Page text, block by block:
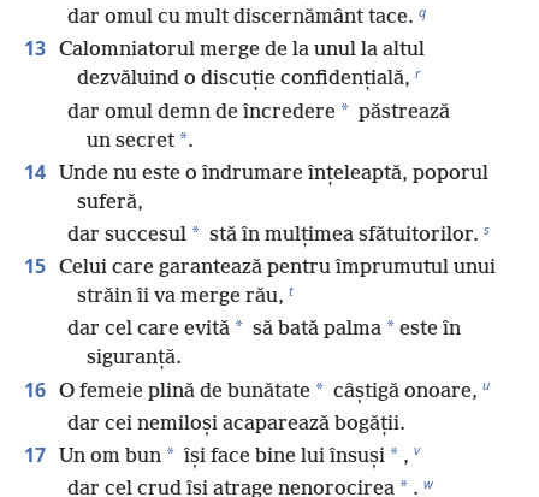
dar omul cu mult discernământ tace. q
13 Calomniatorul merge de la unul la altul
dezvăluind o discuție confidențială, r
dar omul demn de încredere * păstrează
un secret *.
14 Unde nu este o îndrumare înțeleaptă, poporul
suferă,
dar succesul * stă în mulțimea sfătuitorilor. s
15 Celui care garantează pentru împrumutul unui
străin îi va merge rău, t
dar cel care evită * să bată palma * este în
siguranță.
16 O femeie plină de bunătate * câștigă onoare, u
dar cei nemiloși acaparează bogății.
17 Un om bun * își face bine lui însuși * , v
dar cel crud își atrage nenorocirea * . w